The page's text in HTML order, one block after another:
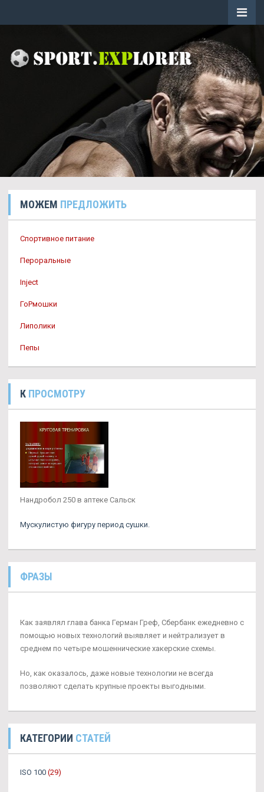
МОЖЕМ ПРЕДЛОЖИТЬ
Спортивное питание
Пероральные
Inject
ГоРмошки
Липолики
Пепы
К ПРОСМОТРУ
Нандробол 250 в аптеке Сальск
Мускулистую фигуру период сушки.
ФРАЗЫ
Как заявлял глава банка Герман Греф, Сбербанк ежедневно с
помощью новых технологий выявляет и нейтрализует в
среднем по четыре мошеннические хакерские схемы.
Но, как оказалось, даже новые технологии не всегда
позволяют сделать крупные проекты выгодными.
КАТЕГОРИИ СТАТЕЙ
ISO 100 (29)